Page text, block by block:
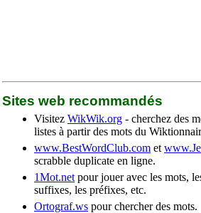
Sites web recommandés
Visitez WikWik.org - cherchez des
listes à partir des mots du
www.BestWordClub.com et
scrabble duplicate en ligne.
1Mot.net pour jouer avec les mots,
suffixes, les préfixes, etc.
Ortograf.ws pour chercher des mots.